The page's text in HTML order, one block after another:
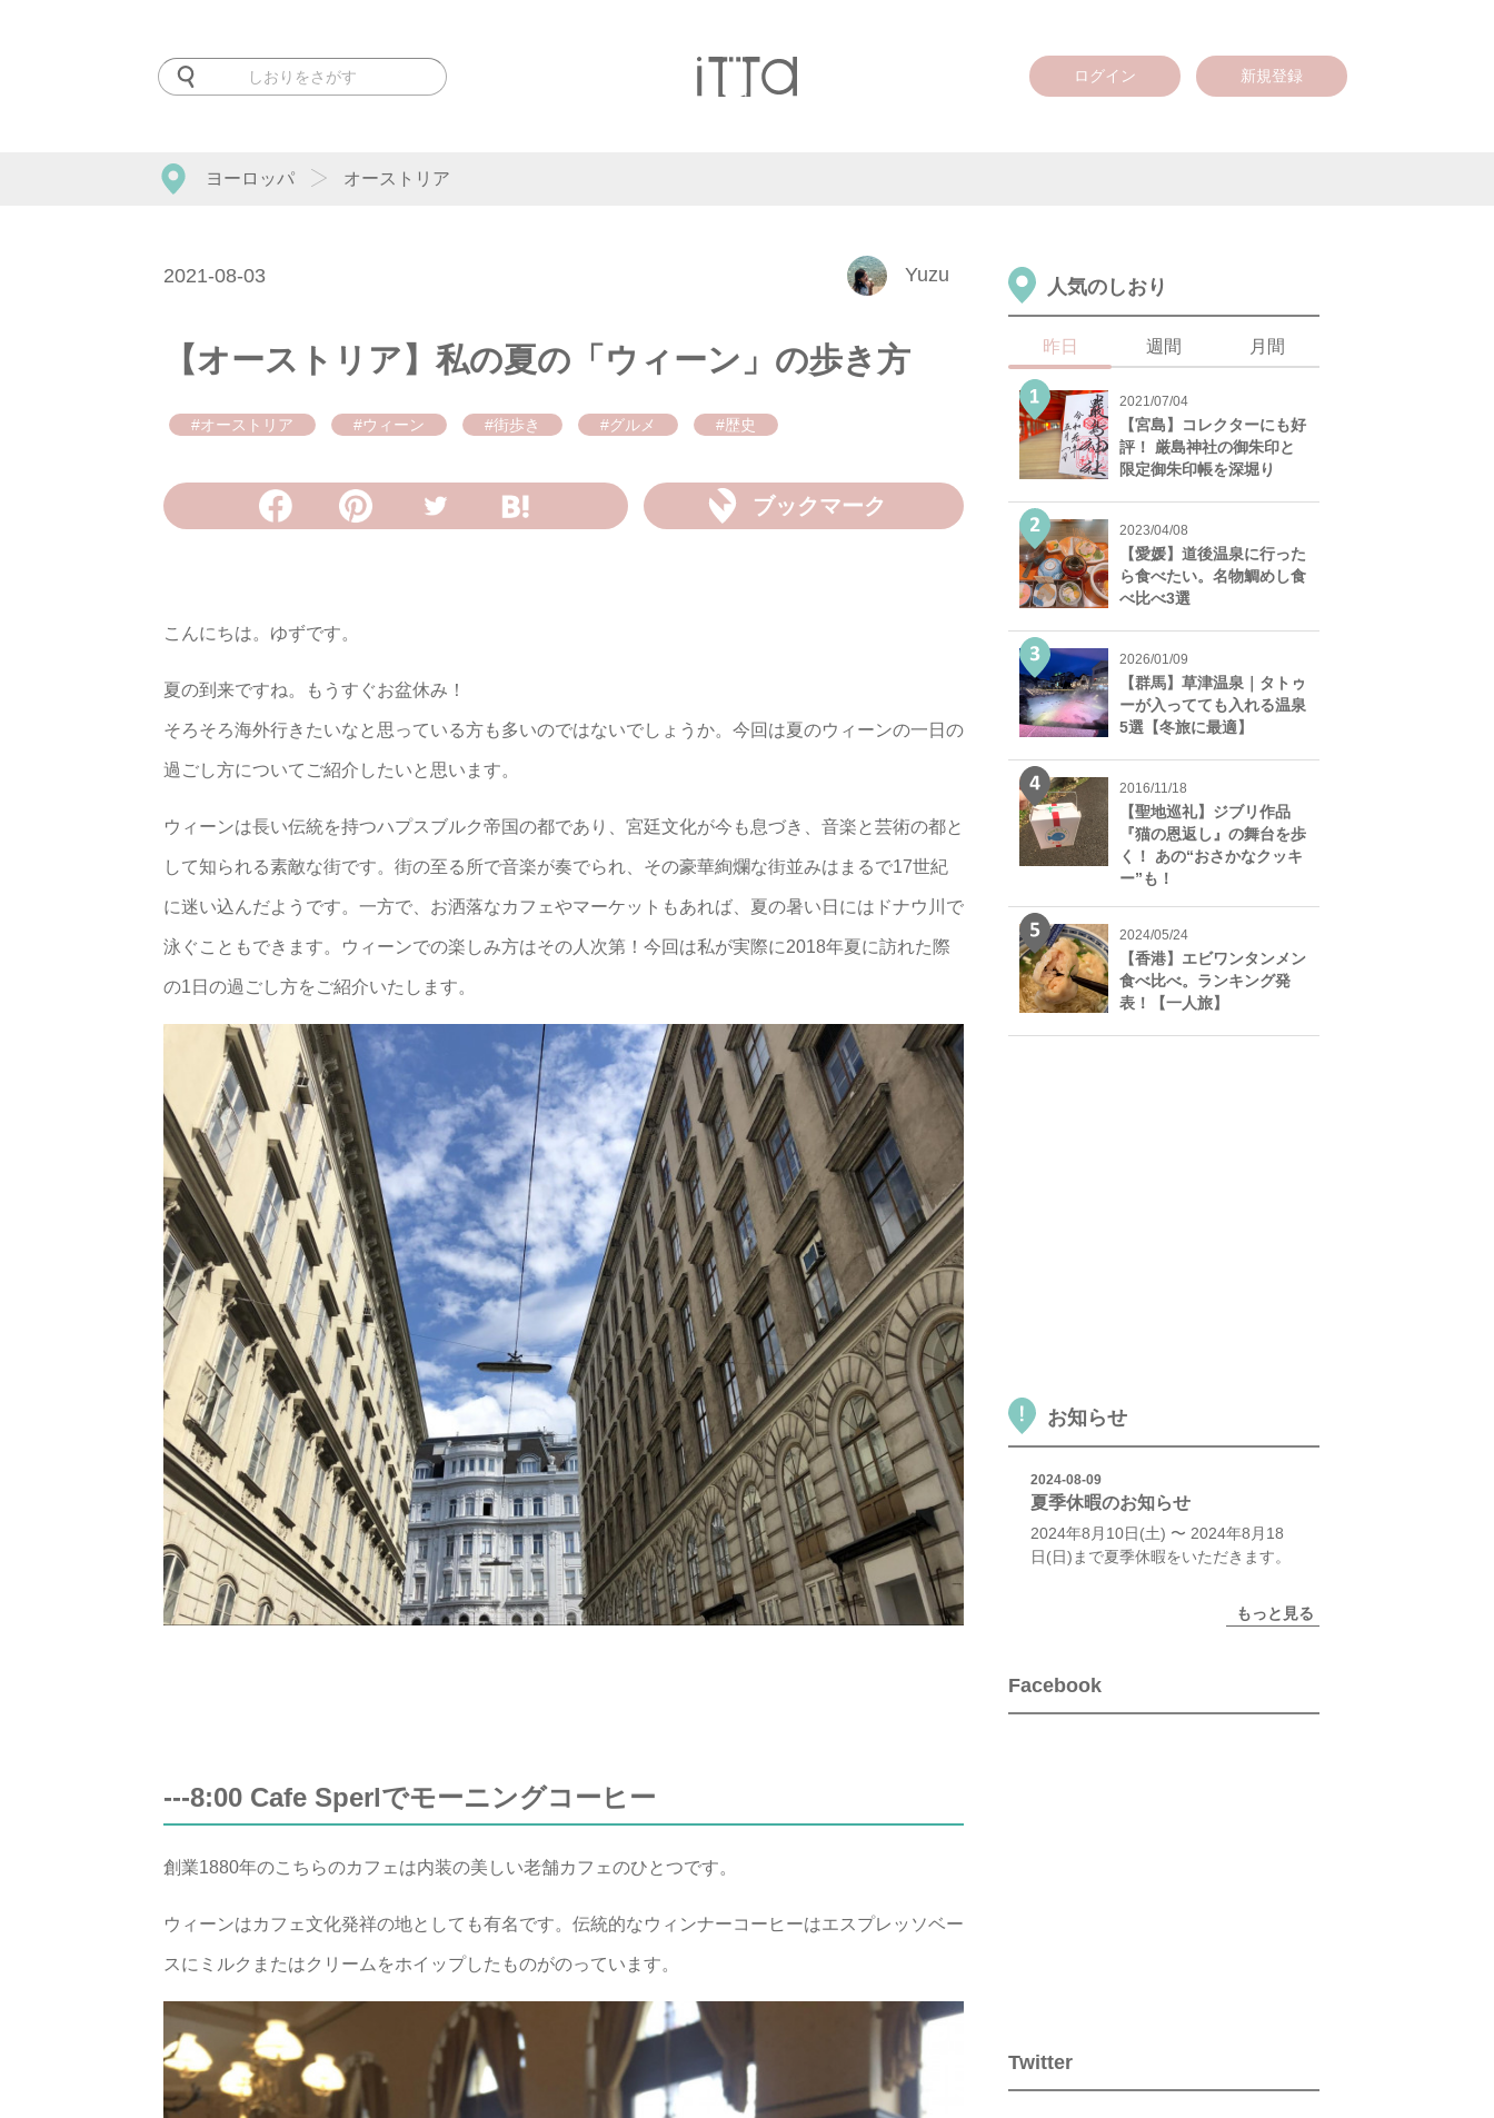
ログイン 新規登録
ヨーロッパ オーストリア
2021-08-03 Yuzu
【オーストリア】私の夏の「ウィーン」の歩き方
#オーストリア #ウィーン #街歩き #グルメ #歴史
ブックマーク
こんにちは。ゆずです。
夏の到来ですね。もうすぐお盆休み！
そろそろ海外行きたいなと思っている方も多いのではないでしょうか。今回は夏のウィーンの一日の
過ごし方についてご紹介したいと思います。
ウィーンは長い伝統を持つハプスブルク帝国の都であり、宮廷文化が今も息づき、音楽と芸術の都と
して知られる素敵な街です。街の至る所で音楽が奏でられ、その豪華絢爛な街並みはまるで17世紀
に迷い込んだようです。一方で、お洒落なカフェやマーケットもあれば、夏の暑い日にはドナウ川で
泳ぐこともできます。ウィーンでの楽しみ方はその人次第！今回は私が実際に2018年夏に訪れた際
の1日の過ごし方をご紹介いたします。
---8:00 Cafe Sperlでモーニングコーヒー
創業1880年のこちらのカフェは内装の美しい老舗カフェのひとつです。
ウィーンはカフェ文化発祥の地としても有名です。伝統的なウィンナーコーヒーはエスプレッソベー
スにミルクまたはクリームをホイップしたものがのっています。
人気のしおり
昨日 週間 月間
2021/07/04
【宮島】コレクターにも好
評！ 厳島神社の御朱印と
限定御朱印帳を深堀り
2023/04/08
【愛媛】道後温泉に行った
ら食べたい。名物鯛めし食
べ比べ3選
2026/01/09
【群馬】草津温泉｜タトゥ
ーが入ってても入れる温泉
5選【冬旅に最適】
2016/11/18
【聖地巡礼】ジブリ作品
『猫の恩返し』の舞台を歩
く！ あの“おさかなクッキ
ー”も！
2024/05/24
【香港】エビワンタンメン
食べ比べ。ランキング発
表！【一人旅】
お知らせ
2024-08-09
夏季休暇のお知らせ
2024年8月10日(土) 〜 2024年8月18
日(日)まで夏季休暇をいただきます。
もっと見る
Facebook
Twitter